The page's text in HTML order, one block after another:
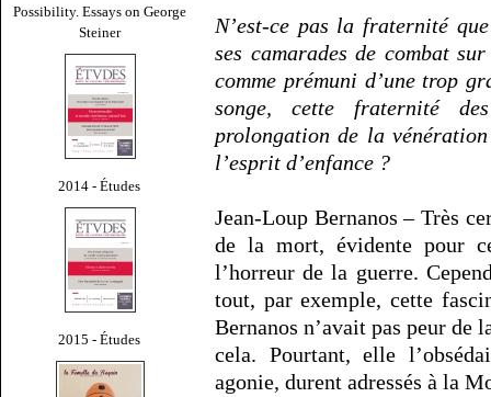
Possibility. Essays on George
Steiner
2014 - Études
2015 - Études
N’est-ce pas la fraternité
ses camarades de combat
comme prémuni d’une trop
songe, cette fraternité
prolongation de la
l’esprit d’enfance ?
Jean-Loup Bernanos – Très
de la mort, évidente pour
l’horreur de la guerre.
tout, par exemple, cette
Bernanos n’avait pas peur de
cela. Pourtant, elle
agonie, durent adressés à la